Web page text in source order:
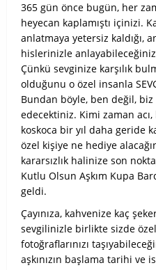
365 gün önce bugün, her
heyecan kaplamıştı içinizi.
anlatmaya yetersiz kaldığı,
hislerinizle
Çünkü sevginize karşılık
olduğunu o özel insanla
Bundan böyle, ben değil, biz
edecektiniz. Kimi zaman
koskoca bir yıl daha geride
özel kişiye ne hediye
kararsızlık halinize son
Kutlu Olsun Aşkım Kupa
geldi.
Çayınıza, kahvenize kaç
sevgilinizle birlikte sizde
fotoğraflarınızı
aşkınızın başlama tarihi ve